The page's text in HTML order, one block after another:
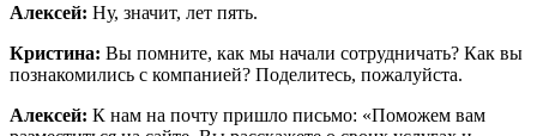
Алексей: Ну, значит, лет пять.
Кристина: Вы помните, как мы начали сотрудничать? Как вы
познакомились с компанией? Поделитесь, пожалуйста.
Алексей: К нам на почту пришло письмо: «Поможем вам